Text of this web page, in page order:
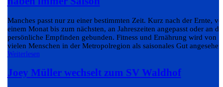
Manches passt nur zu einer bestimmten Zeit. Kurz nach der Ernte,
einem Monat bis zum nächsten, an Jahreszeiten angepasst oder an
persönliche Empfinden gebunden. Fitness und Ernährung wird von
vielen Menschen in der Metropolregion als saisonales Gut
Weiterlesen
Joey Müller wechselt zum SV Waldhof